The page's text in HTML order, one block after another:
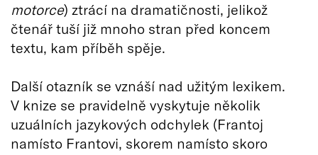
motorce) ztrácí na dramatičnosti, jelikož
čtenář tuší již mnoho stran před koncem
textu, kam příběh spěje.
Další otazník se vznáší nad užitým lexikem.
V knize se pravidelně vyskytuje několik
uzuálních jazykových odchylek (Frantoj
namísto Frantovi, skorem namísto skoro